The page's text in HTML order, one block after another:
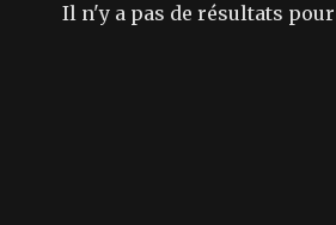
Il n'y a pas de résultats